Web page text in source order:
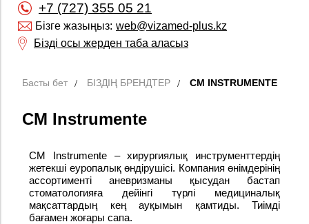
+7 (727) 355 05 21
Бізге жазыңыз: web@vizamed-plus.kz
Бізді осы жерден таба аласыз
Басты бет БІЗДІҢ БРЕНДТЕР CM INSTRUMENTE
CM Instrumente
CM Instrumente – хирургиялық инструменттердің
жетекші еуропалық өндірушісі. Компания өнімдерінің
ассортименті аневризманы қысудан бастап
стоматологияға дейінгі түрлі медициналық
мақсаттардың кең ауқымын қамтиды. Тиімді
бағамен жоғары сапа.